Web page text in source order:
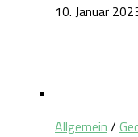
10. Januar
Allgemein /